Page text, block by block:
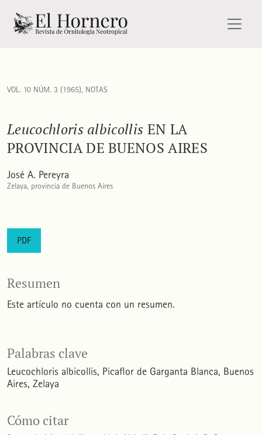
<i>Leucochloris albicollis</i> en la provincia de Buenos
VOL. 10 NÚM. 3 (1965), NOTAS
Leucochloris albicollis EN LA
PROVINCIA DE BUENOS AIRES
José A. Pereyra
Zelaya, provincia de Buenos Aires
PDF
Palabras clave
Leucochloris albicollis Picaflor de Garganta Blanca Buenos
Aires Zelaya
Cómo citar
Resumen
Este artículo no cuenta con un resumen.